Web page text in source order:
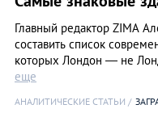
Главный редактор ZIMA
составить список
которых Лондон — не
еще
АНАЛИТИЧЕСКИЕ СТАТЬИ